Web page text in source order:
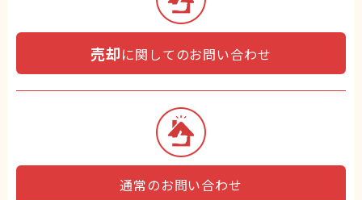
売却に関してのお問い合わせ
通常のお問い合わせ